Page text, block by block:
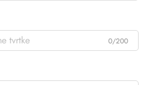
0/200